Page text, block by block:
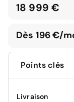
18 999 €
Dès 196 €/
Points clés
Livraison